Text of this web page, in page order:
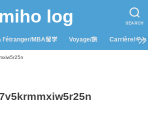
SEARCH
miho log
l’étranger/MBA留学 Voyage/旅 Carrière/キャ